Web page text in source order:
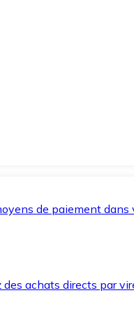
de paiement dans
achats directs par